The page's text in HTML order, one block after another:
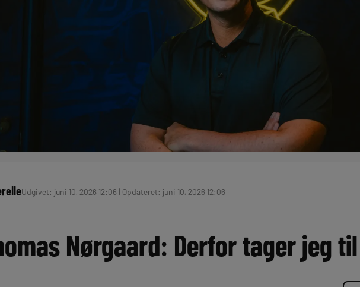
Udgivet: juni 10, 2026 12:06 | Opdateret: juni 10, 2026 12:06
Nørgaard: Derfor tager jeg